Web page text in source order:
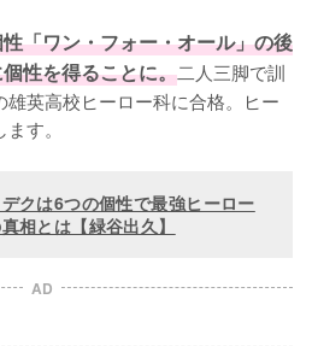
「ワン・フォー・オール」の後
性を得ることに。二人三脚で訓
英高校ヒーロー科に合格。ヒー
す。
デクは6つの個性で最強ヒーロー
相とは【緑谷出久】
AD